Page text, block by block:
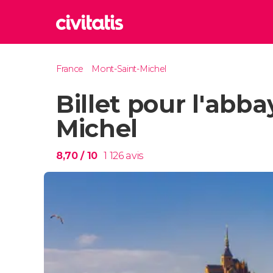
Maroc
France Mont-Saint-Michel
Billet pour
Michel
8,70/ 10 1 126 avis